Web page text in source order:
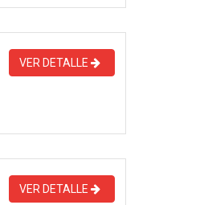
VER DETALLE
VER DETALLE